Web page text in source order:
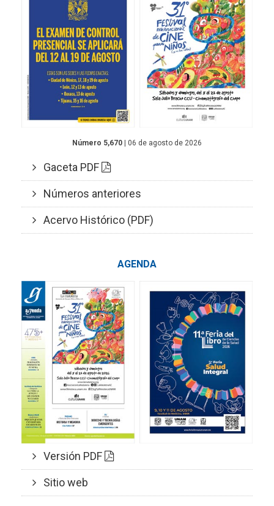
Número 5,670 | 06 de agosto de 2026
Gaceta PDF
Números anteriores
Acervo Histórico (PDF)
AGENDA
Versión PDF
Sitio web